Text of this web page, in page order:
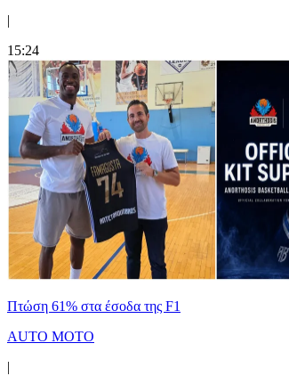
|
15:24
Πτώση 61% στα έσοδα της F1
AUTO MOTO
|